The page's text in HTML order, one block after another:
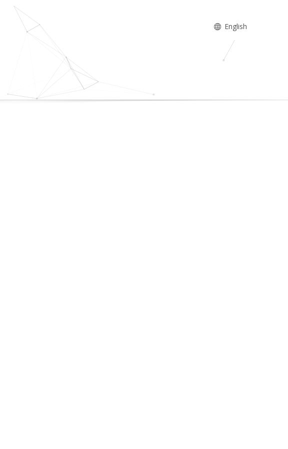
English